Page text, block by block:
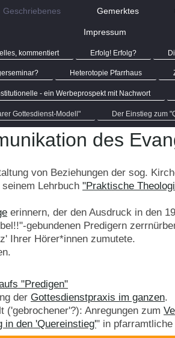
Geschriebenes Gemerktes
Impressum
kommentiert Erfolg! Erfolg?
Heterotopie Pfarrhaus
- ein Werbeprospekt mit Nachwort
Gottesdienst-Modell" Der Einstieg zum
des
von Beziehungen der sog.
Lehrbuch "Praktische
erinnern, der den Ausdruck in den
gebundenen Predigern
Ihrer Hörer*innen zumutete.
"Predigen"
der Gottesdienstpraxis im ganzen.
Anregungen zum
in den 'Quereinstieg'" in